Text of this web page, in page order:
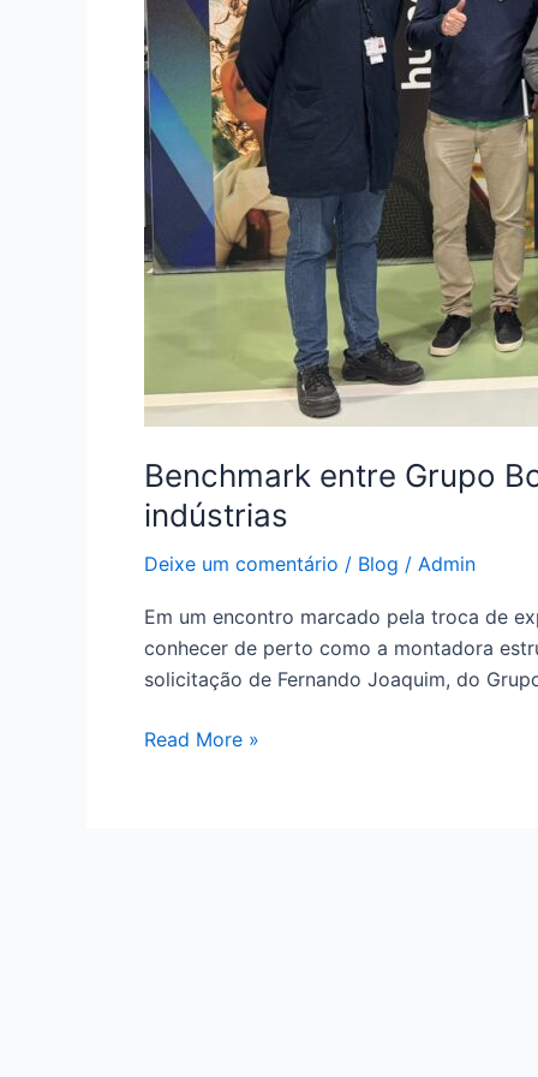
Benchmark entre Grupo
indústrias
Deixe um comentário / Blog / Admin
Em um encontro marcado pela troca de
conhecer de perto como a montadora
solicitação de Fernando Joaquim, do
Read More »